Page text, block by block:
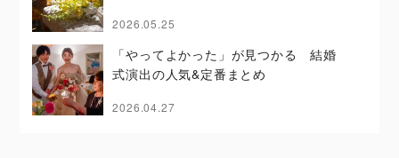
2026.05.25
「やってよかった」が見つかる 結婚
式演出の人気&定番まとめ
2026.04.27